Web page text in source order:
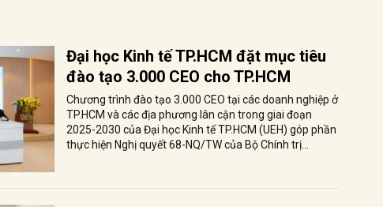
Đại học Kinh tế TP.HCM đặt mục tiêu
đào tạo 3.000 CEO cho TP.HCM
Chương trình đào tạo 3.000 CEO tại các doanh nghiệp ở
TP.HCM và các địa phương lân cận trong giai đoạn
2025-2030 của Đại học Kinh tế TP.HCM (UEH) góp phần
thực hiện Nghị quyết 68-NQ/TW của Bộ Chính trị...